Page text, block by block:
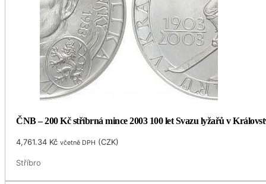
ČNB – 200 Kč stříbrná mince 2003 100 let Svazu lyžařů v
4,761.34 Kč včetně DPH (CZK)
Stříbro